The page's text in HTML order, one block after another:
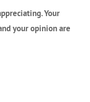
Your
your opinion are